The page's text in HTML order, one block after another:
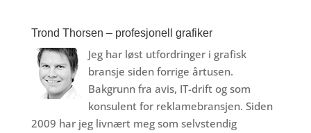
Trond Thorsen – profesjonell grafiker
Jeg har løst utfordringer i grafisk
bransje siden forrige årtusen.
Bakgrunn fra avis, IT-drift og som
konsulent for reklamebransjen. Siden
2009 har jeg livnært meg som selvstendig